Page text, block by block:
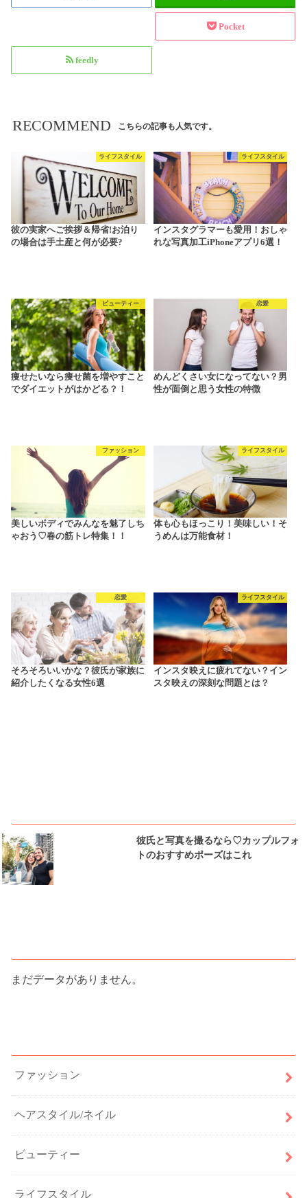
Pocket
feedly
RECOMMEND こちらの記事も人気です。
ライフスタイル
彼の実家へご挨拶＆帰省!お泊り
の場合は手土産と何が必要?
ライフスタイル
インスタグラマーも愛用！おしゃ
れな写真加工iPhoneアプリ6選！
ビューティー
痩せたいなら痩せ菌を増やすこと
でダイエットがはかどる？！
恋愛
めんどくさい女になってない？男
性が面倒と思う女性の特徴
ファッション
美しいボディでみんなを魅了しち
ゃおう♡春の筋トレ特集！！
ライフスタイル
体も心もほっこり！美味しい！そ
うめんは万能食材！
恋愛
そろそろいいかな？彼氏が家族に
紹介したくなる女性6選
ライフスタイル
インスタ映えに疲れてない？イン
スタ映えの深刻な問題とは？
彼氏と写真を撮るなら♡カップルフォ
トのおすすめポーズはこれ
まだデータがありません。
ファッション
ヘアスタイル/ネイル
ビューティー
ライフスタイル